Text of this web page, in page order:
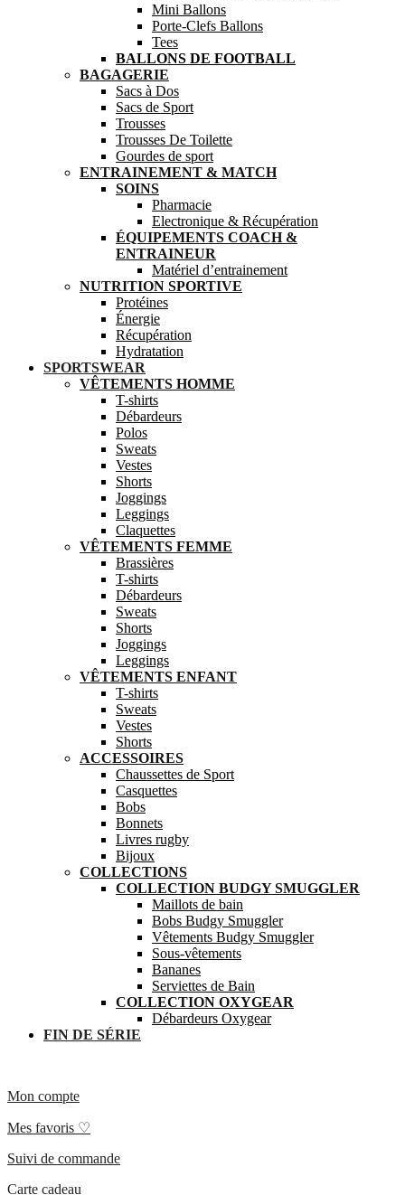
Mini Ballons
Porte-Clefs Ballons
Tees
BALLONS DE FOOTBALL
BAGAGERIE
Sacs à Dos
Sacs de Sport
Trousses
Trousses De Toilette
Gourdes de sport
ENTRAINEMENT & MATCH
SOINS
Pharmacie
Electronique & Récupération
ÉQUIPEMENTS COACH &
ENTRAINEUR
Matériel d’entrainement
NUTRITION SPORTIVE
Protéines
Énergie
Récupération
Hydratation
SPORTSWEAR
VÊTEMENTS HOMME
T-shirts
Débardeurs
Polos
Sweats
Vestes
Shorts
Joggings
Leggings
Claquettes
VÊTEMENTS FEMME
Brassières
T-shirts
Débardeurs
Sweats
Shorts
Joggings
Leggings
VÊTEMENTS ENFANT
T-shirts
Sweats
Vestes
Shorts
ACCESSOIRES
Chaussettes de Sport
Casquettes
Bobs
Bonnets
Livres rugby
Bijoux
COLLECTIONS
COLLECTION BUDGY SMUGGLER
Maillots de bain
Bobs Budgy Smuggler
Vêtements Budgy Smuggler
Sous-vêtements
Bananes
Serviettes de Bain
COLLECTION OXYGEAR
Débardeurs Oxygear
FIN DE SÉRIE
Mon compte
Mes favoris ♡
Suivi de commande
Carte cadeau